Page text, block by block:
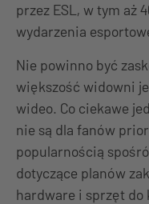
przez ESL, w tym aż
wydarzenia
Nie powinno być
większość widowni
wideo. Co ciekawe
nie są dla fanów
popularnością
dotyczące planów
hardware i sprzęt do